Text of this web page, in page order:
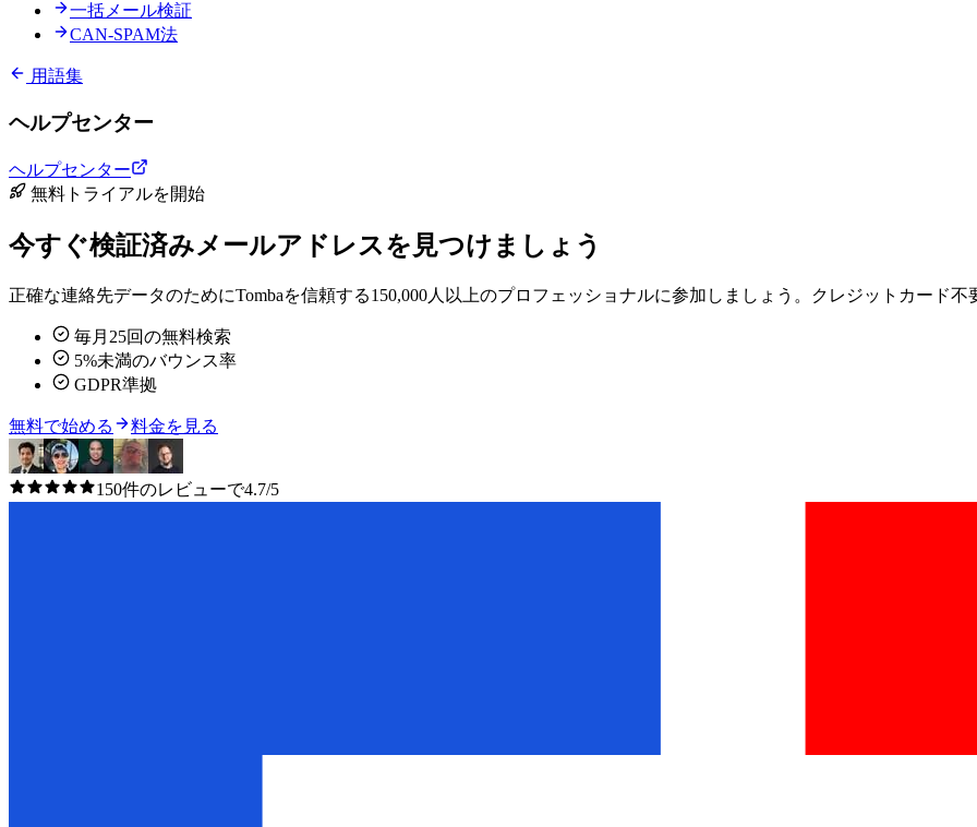
一括メール検証
CAN-SPAM法
用語集
ヘルプセンター
ヘルプセンター
無料トライアルを開始
今すぐ検証済みメールアドレスを見つけましょう
正確な連絡先データのためにTombaを信頼する150,000人以上のプロフェッショナルに参加しましょう。クレジットカード不
毎月25回の無料検索
5%未満のバウンス率
GDPR準拠
無料で始める 料金を見る
150件のレビューで4.7/5